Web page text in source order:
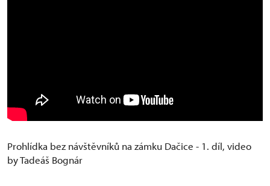
Prohlídka bez návštěvníků na zámku Dačice - 1. díl, video
by Tadeáš Bognár